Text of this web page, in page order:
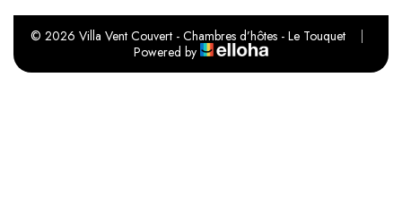
© 2026 Villa Vent Couvert - Chambres d’hôtes - Le Touquet
Powered by